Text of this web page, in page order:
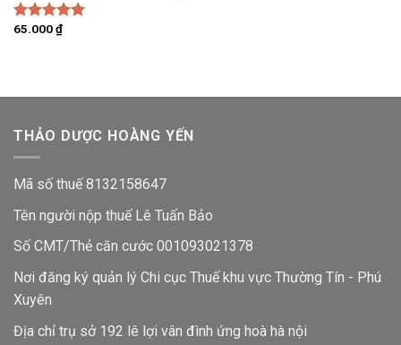
Được xếp
65.000₫
THẢO DƯỢC HOÀNG YẾN
Mã số thuế 8132158647
Tên người nộp thuế Lê Tuấn Bảo
Số CMT/Thẻ căn cước 001093021378
Nơi đăng ký quản lý Chi cục Thuế khu vực Thường Tín - Phú
Xuyên
Địa chỉ trụ sở 192 lê lợi vân đình ứng hoà hà nội